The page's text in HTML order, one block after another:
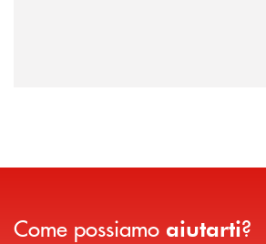
Come possiamo aiutarti?